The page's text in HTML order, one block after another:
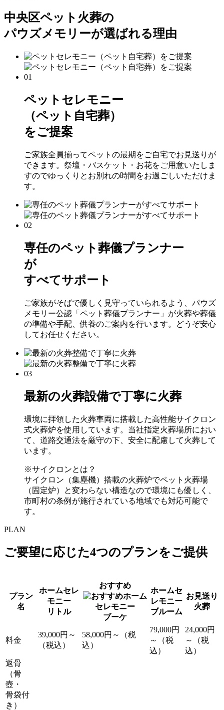
中央区ペット火葬の
パウズメモリーが選ばれる理由
01
ペットセレモニー
（ペット自宅葬）
をご提案
ご家族全員揃ってペットの最期をご自宅でお見送りが
できます。祭壇・バスケット・お花をご用意いたしま
すのでゆっくりとお別れの時間をお過ごしいただけま
す。
02
専任のペット葬儀プランナー
が
すべてサポート
ご家族がそばで優しく見守っていられるよう、パウズ
メモリー公認「ペット葬儀プランナー」が火葬や葬儀
の準備や手配、供養のご案内を行います。どうぞ安心
してお任せください。
03
最新の火葬設備で丁寧に火葬
環境に拝領した火葬車両に搭載した高性能サイクロン
式火葬炉を使用しています。当社指定火葬場所におい
て、道路交通法を厳守の下、安全に配慮して火葬して
います。
※サイクロンとは？
サイクロン（集塵機）搭載の火葬炉でペット火葬場
（固定炉）と変わらない構造なので環境にも優しく、
市町村の条例が施行されている地域でも対応可能で
す。
PLAN
ご要望に応じた4つのプランをご提供
プラン
名
ホームセレ
モニー
リトル
おすすめ
ホーム
セレモニー
ブーケ
ホームセ
レモニー
ブルーム
お見送り
火葬
料金
39,000円～
（税込）
58,000円～（税
込）
79,000円
～（税
込）
24,000円
～（税
込）
返骨
（骨
壺・
骨袋付
き）